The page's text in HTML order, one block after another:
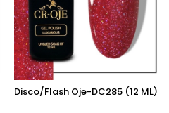
Disco/Flash Oje-DC285 (12 ML)